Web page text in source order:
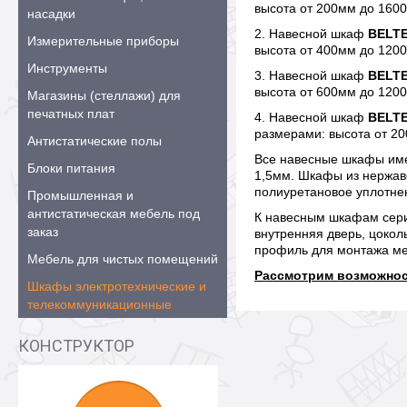
насадки
Измерительные приборы
Инструменты
Магазины (стеллажи) для
печатных плат
Антистатические полы
Блоки питания
Промышленная и
антистатическая мебель под
заказ
Мебель для чистых помещений
Шкафы электротехнические и
телекоммуникационные
КОНСТРУКТОР
высота от 200мм до
2. Навесной шкаф
высота от 400мм до
3. Навесной шкаф
высота от 600мм до
4. Навесной шкаф
размерами: высота от
Все навесные шкафы
1,5мм. Шкафы из
полиуретановое
К навесным шкафам
внутренняя дверь,
профиль для монтажа
Рассмотрим